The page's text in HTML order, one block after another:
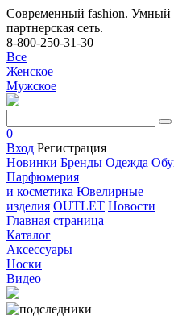
Современный fashion.
партнерская сеть.
8-800-250-31-30
Все
Женское
Мужское
0
Вход Регистрация
Новинки Бренды Одежда
Парфюмерия
и косметика Ювелирные
изделия OUTLET Новости
Главная страница
Каталог
Аксессуары
Носки
Видео